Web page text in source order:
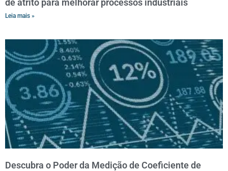
de atrito para melhorar processos industriais
Leia mais »
Descubra o Poder da Medição de Coeficiente de